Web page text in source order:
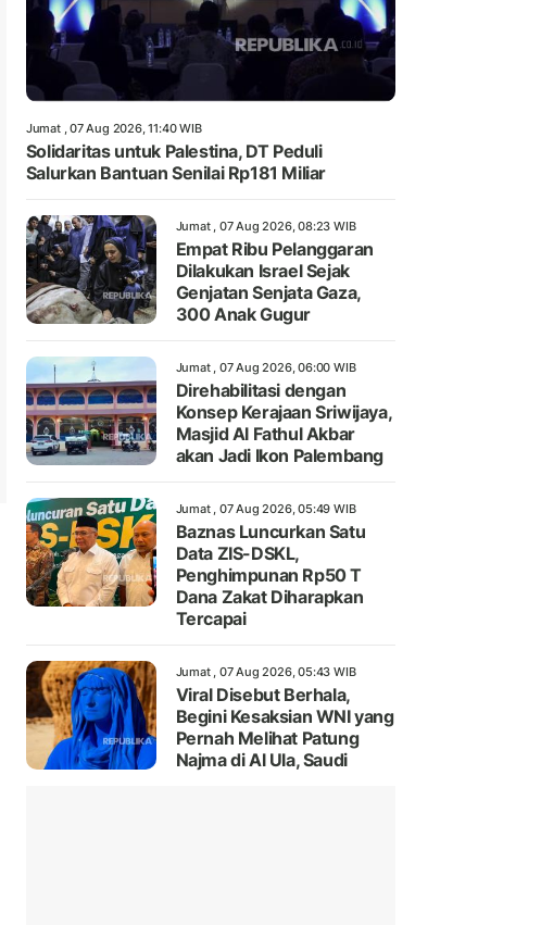
Jumat , 07 Aug 2026, 11:40 WIB
Solidaritas untuk Palestina, DT Peduli
Salurkan Bantuan Senilai Rp181 Miliar
Jumat , 07 Aug 2026, 08:23 WIB
Empat Ribu Pelanggaran
Dilakukan Israel Sejak
Genjatan Senjata Gaza,
300 Anak Gugur
Jumat , 07 Aug 2026, 06:00 WIB
Direhabilitasi dengan
Konsep Kerajaan Sriwijaya,
Masjid Al Fathul Akbar
akan Jadi Ikon Palembang
Jumat , 07 Aug 2026, 05:49 WIB
Baznas Luncurkan Satu
Data ZIS-DSKL,
Penghimpunan Rp50 T
Dana Zakat Diharapkan
Tercapai
Jumat , 07 Aug 2026, 05:43 WIB
Viral Disebut Berhala,
Begini Kesaksian WNI yang
Pernah Melihat Patung
Najma di Al Ula, Saudi